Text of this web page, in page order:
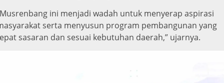
ini menjadi wadah untuk menyerap aspirasi
serta menyusun program pembangunan yang
sasaran dan sesuai kebutuhan daerah,” ujarnya.